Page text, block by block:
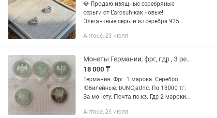
💎 Продаю изящные серебряные
серьги от L’arosuh-как новые!
Элегантные серьги из серебра 925
Универсальный, стильный дизайн —
образа,...
Актобе, 23 июля
Монеты Германии, фрг, гдр , 3 рейх др. Серебро юбилейные и ходовые монеты.
18 000 ₸
Германия. Фрг. 1 марока. Серебро.
Юбилейные. bUNC,aUnc. По 18000 тг.
За монету. Почта по кз. Гдр 2 мароки
Vf 1 марка по 600 тг. 5 марок 1973 -
Актобе, 26 июля